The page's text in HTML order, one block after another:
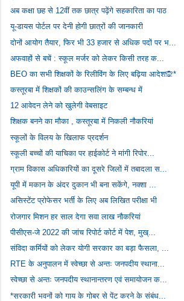
अब कक्षा छह से 12वीं तक छात्र पढ़ेंगे सहकारिता का पाठ
यू-डायस पोर्टल पर देनी होगी छात्रों की जानकारी
दोनों आयोग तैयार, फिर भी 33 हजार से अधिक पदों पर भ...
अफवाहों से बचें : स्कूल मर्जर को लेकर किसी तरह क...
BEO का सभी शिक्षकों के रिलीविंग के लिए बढ़िया आदेश🙊*
कस्तूरबा में शिक्षकों की काउन्सलिंग के सम्बन्ध में
12 आवेदन लेने को खुलेगी वेबसाइट
शिक्षक बनने का मौका , कस्तूरबा में निकली नौकरियां
स्कूलों के विलय के खिलाफ प्रदर्शन
स्कूली बच्चों की याचिका पर हाईकोर्ट ने मांगी रिपोर...
ग्राम विकास अधिकारियों का दूसरे जिलों में तबादला स...
यूपी में मकान के अंदर दुकान भी बना सकेंगे, नक्शा ...
असिस्टेंट प्रोफेसर भर्ती के लिए अब लिखित परीक्षा भी
रोजगार मिशन हर साल देगा सवा लाख नौकरियां
पीसीएस-जे 2022 की जांच रिपोर्ट कोर्ट में पेश, मुख्...
संविदा कर्मियों को लेकर योगी सरकार का बड़ा फैसला, ...
RTE के अनुपालन में स्वेच्छा से अन्तः जनपदीय स्थाना...
स्वेच्छा से अन्तः जनपदीय स्थानान्तरण एवं समायोजन क...
*सरकारी भवनों को गाय के गोबर से पेंट करने के संबंध...